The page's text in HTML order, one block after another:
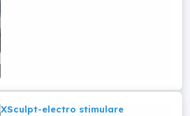
XSculpt-electro stimulare